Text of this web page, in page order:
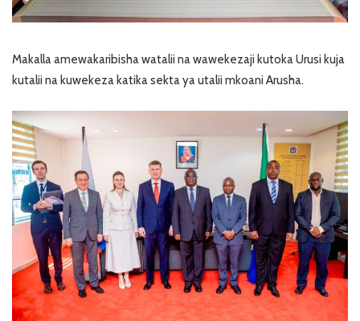
Makalla amewakaribisha watalii na wawekezaji kutoka Urusi kuja
kutalii na kuwekeza katika sekta ya utalii mkoani Arusha.